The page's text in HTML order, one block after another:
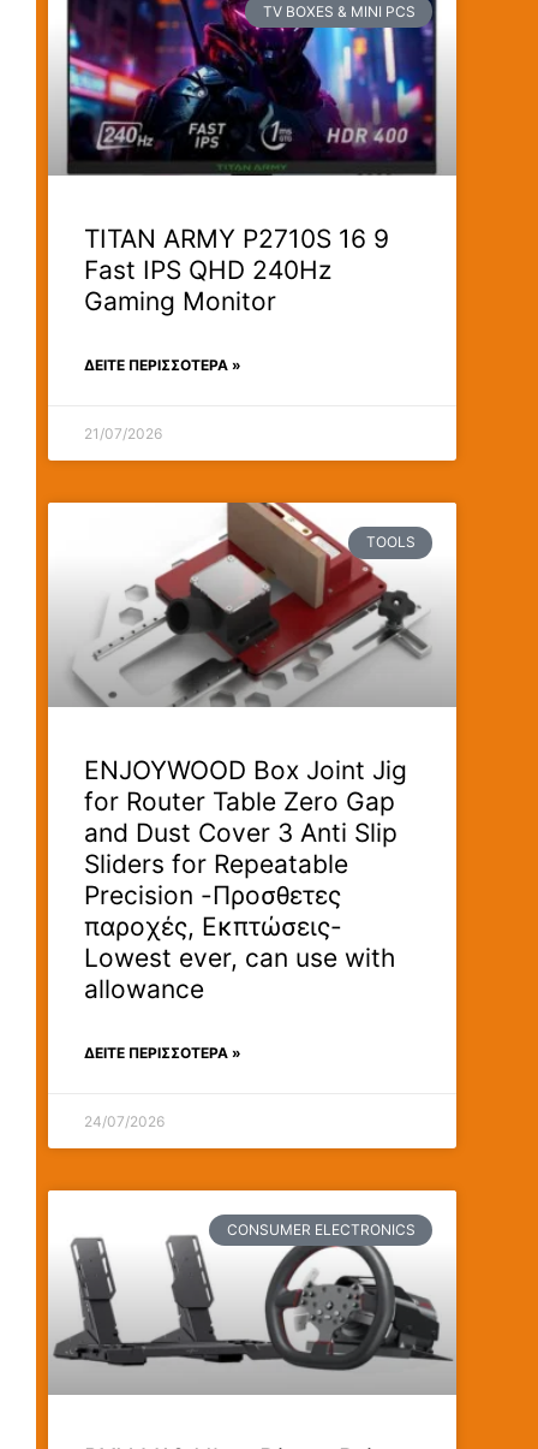
TV BOXES & MINI PCS
TITAN ARMY P2710S 16 9
Fast IPS QHD 240Hz
Gaming Monitor
ΔΕΊΤΕ ΠΕΡΙΣΣΟΤΕΡΑ »
21/07/2026
TOOLS
ENJOYWOOD Box Joint Jig
for Router Table Zero Gap
and Dust Cover 3 Anti Slip
Sliders for Repeatable
Precision -Προσθετες
παροχές, Εκπτώσεις-
Lowest ever, can use with
allowance
ΔΕΊΤΕ ΠΕΡΙΣΣΟΤΕΡΑ »
24/07/2026
CONSUMER ELECTRONICS